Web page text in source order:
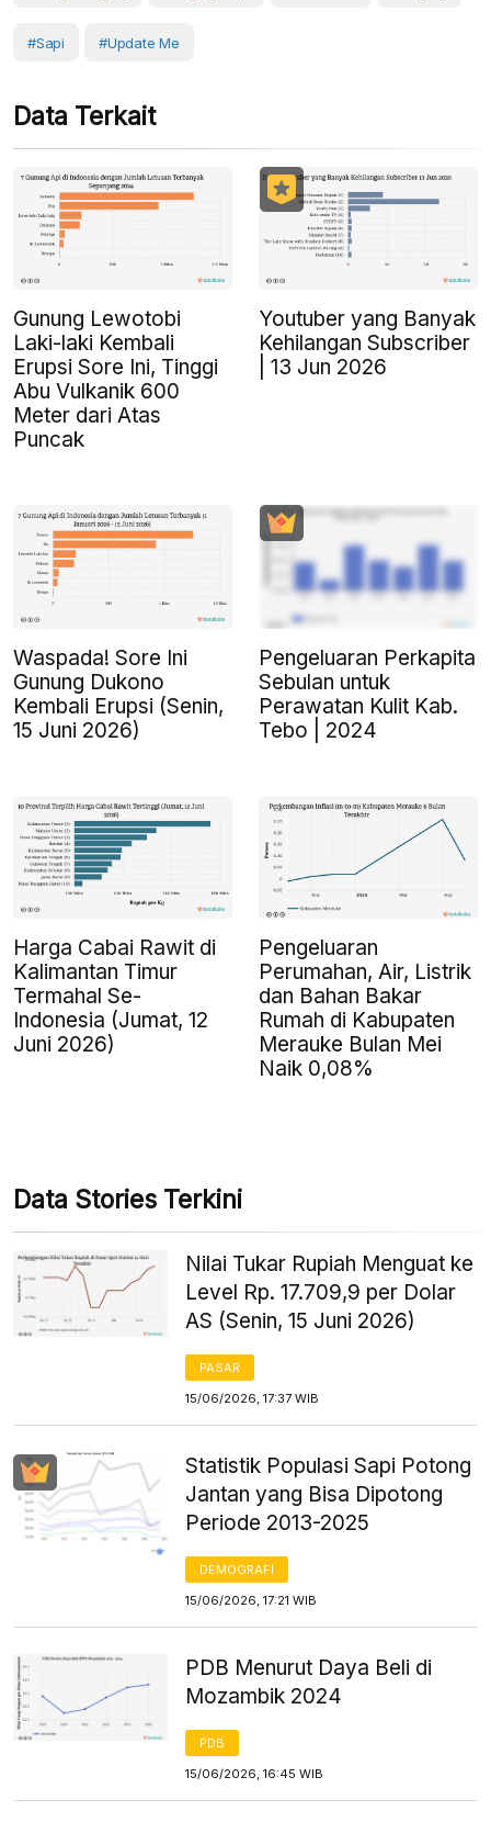
#Sapi #Update Me
Data Terkait
Gunung Lewotobi
Laki-laki Kembali
Erupsi Sore Ini, Tinggi
Abu Vulkanik 600
Meter dari Atas
Puncak
Youtuber yang Banyak
Kehilangan Subscriber
| 13 Jun 2026
Waspada! Sore Ini
Gunung Dukono
Kembali Erupsi (Senin,
15 Juni 2026)
Pengeluaran Perkapita
Sebulan untuk
Perawatan Kulit Kab.
Tebo | 2024
Harga Cabai Rawit di
Kalimantan Timur
Termahal Se-
Indonesia (Jumat, 12
Juni 2026)
Pengeluaran
Perumahan, Air, Listrik
dan Bahan Bakar
Rumah di Kabupaten
Merauke Bulan Mei
Naik 0,08%
Data Stories Terkini
Nilai Tukar Rupiah Menguat ke
Level Rp. 17.709,9 per Dolar
AS (Senin, 15 Juni 2026)
PASAR
15/06/2026, 17:37 WIB
Statistik Populasi Sapi Potong
Jantan yang Bisa Dipotong
Periode 2013-2025
DEMOGRAFI
15/06/2026, 17:21 WIB
PDB Menurut Daya Beli di
Mozambik 2024
PDB
15/06/2026, 16:45 WIB